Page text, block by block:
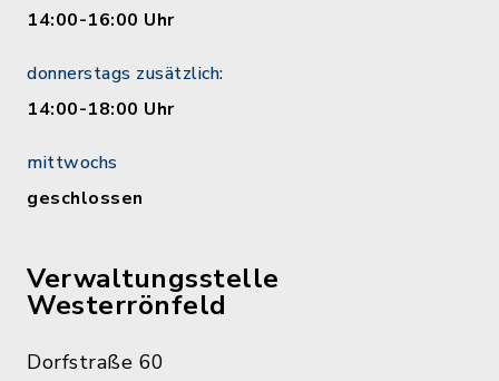
14:00-16:00 Uhr
donnerstags zusätzlich:
14:00-18:00 Uhr
mittwochs
geschlossen
Verwaltungsstelle
Westerrönfeld
Dorfstraße 60